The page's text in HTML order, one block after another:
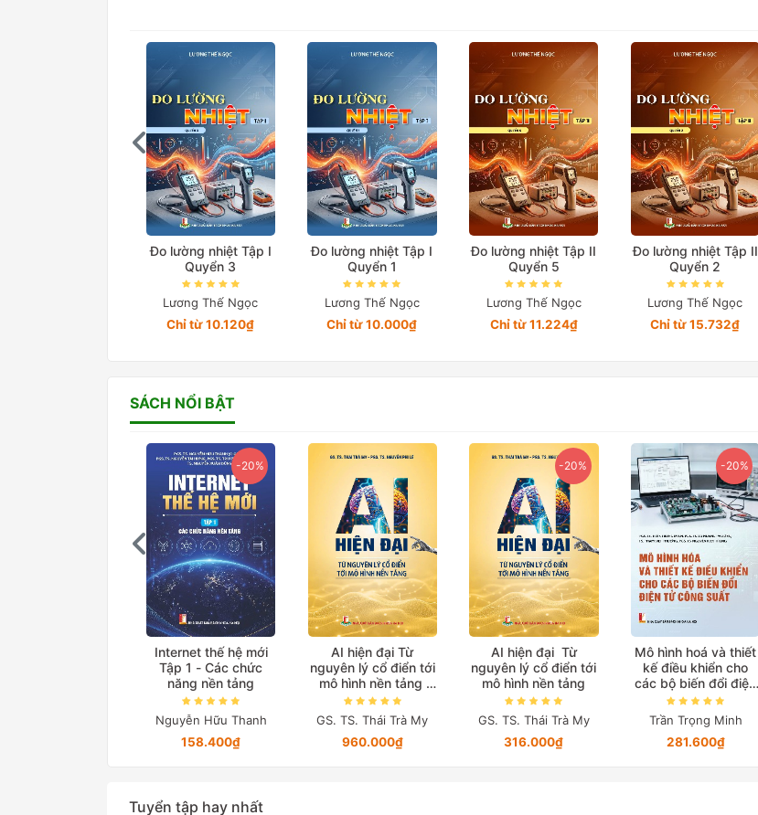
Đo lường nhiệt Tập I
Quyển 3
Lương Thế Ngọc
Chỉ từ 10.120₫
Đo lường nhiệt Tập I
Quyển 1
Lương Thế Ngọc
Chỉ từ 10.000₫
Đo lường nhiệt Tập II
Quyển 5
Lương Thế Ngọc
Chỉ từ 11.224₫
Đo lường nhiệt Tập II
Quyển 2
Lương Thế Ngọc
Chỉ từ 15.732₫
SÁCH NỔI BẬT
-20%
Internet thế hệ mới
Tập 1 - Các chức
năng nền tảng
Nguyễn Hữu Thanh
158.400₫
AI hiện đại Từ
nguyên lý cổ điển tới
mô hình nền tảng
(Bản in màu đặc biệt)
GS. TS. Thái Trà My
960.000₫
-20%
AI hiện đại Từ
nguyên lý cổ điển tới
mô hình nền tảng
GS. TS. Thái Trà My
316.000₫
-20%
Mô hình hoá và thiết
kế điều khiển cho
các bộ biến đổi điện
tử công suất
Trần Trọng Minh
281.600₫
Tuyển tập hay nhất